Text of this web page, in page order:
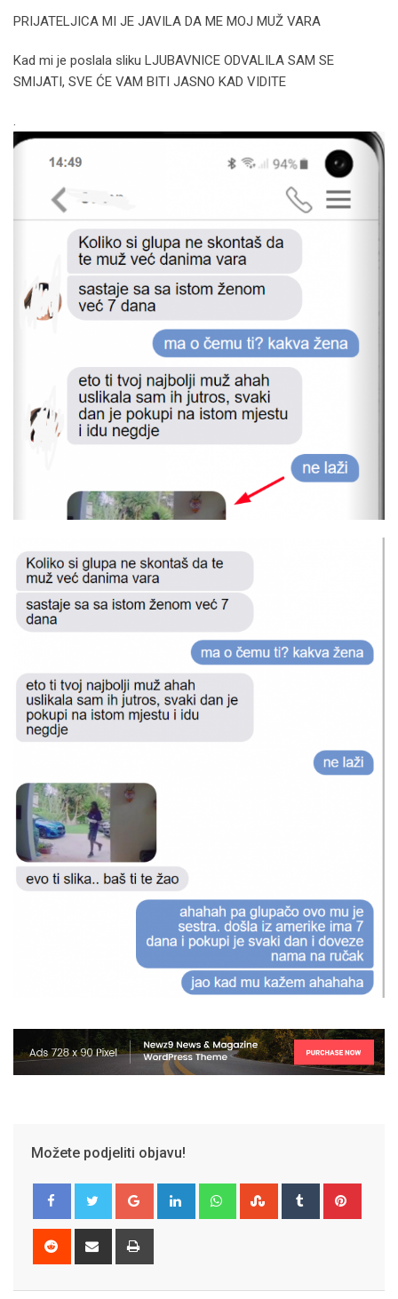
PRIJATELJICA MI JE JAVILA DA ME MOJ MUŽ VARA
Kad mi je poslala sliku LJUBAVNICE ODVALILA SAM SE
SMIJATI, SVE ĆE VAM BITI JASNO KAD VIDITE
.
Možete podjeliti objavu!
Google+ LinkedIn WhatsappStumbleUpon
Tumblr
Reddit
Share